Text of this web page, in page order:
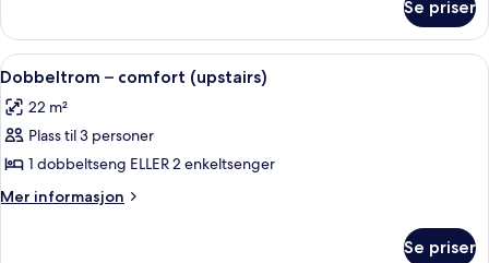
–
junior
Se priser
Åpne
alle
bildene
av
Dobbeltrom
–
Dobbeltrom – comfort (upstairs) |
6
Dobbeltrom – comfort (upstairs)
22 m²
Plass til 3 personer
1 dobbeltseng ELLER 2 enkeltsenger
Mer informasjon
Mer
Se priser